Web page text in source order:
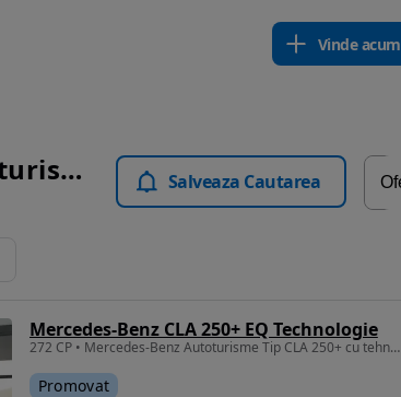
Vinde acum
Mercedes-Benz CLA 250+ - Autoturisme Salveaza Cautarea
Mercedes-Benz CLA 250+ EQ Technologie
272 CP • Mercedes-Benz Autoturisme Tip CLA 250+ cu tehnologie EQ
Promovat